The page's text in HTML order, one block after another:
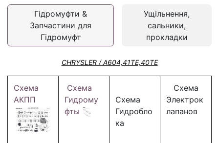
Гідромуфти &
Запчастини для
Гідромуфт
Ущільнення,
сальники,
прокладки
CHRYSLER / A604,41TE,40TE
Схема
АКПП
Схема
Гидрому
фты
Схема
Гидробло
ка
Схема
Электрок
лапанов